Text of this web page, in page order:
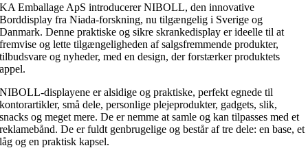
KA Emballage ApS introducerer NIBOLL, den innovative
Borddisplay fra Niada-forskning, nu tilgængelig i Sverige og
Danmark. Denne praktiske og sikre skrankedisplay er ideelle til at
fremvise og lette tilgængeligheden af salgsfremmende produkter,
tilbudsvare og nyheder, med en design, der forstærker produktets
appel.
NIBOLL-displayene er alsidige og praktiske, perfekt egnede til
kontorartikler, små dele, personlige plejeprodukter, gadgets, slik,
snacks og meget mere. De er nemme at samle og kan tilpasses med et
reklamebånd. De er fuldt genbrugelige og består af tre dele: en base, et
låg og en praktisk kapsel.